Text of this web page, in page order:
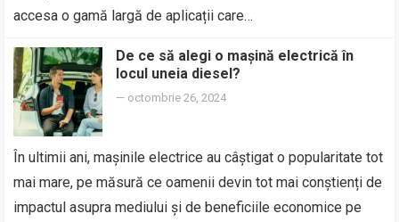
accesa o gamă largă de aplicații care…
De ce să alegi o mașină electrică în
locul uneia diesel?
— octombrie 26, 2024
În ultimii ani, mașinile electrice au câștigat o popularitate tot
mai mare, pe măsură ce oamenii devin tot mai conștienți de
impactul asupra mediului și de beneficiile economice pe